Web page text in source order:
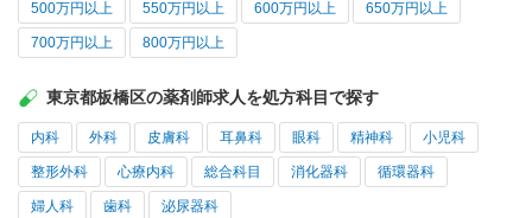
500万円以上 550万円以上 600万円以上 650万円以上
700万円以上 800万円以上
東京都板橋区の薬剤師求人を処方科目で探す
内科 外科 皮膚科 耳鼻科 眼科 精神科 小児科
整形外科 心療内科 総合科目 消化器科 循環器科
婦人科 歯科 泌尿器科